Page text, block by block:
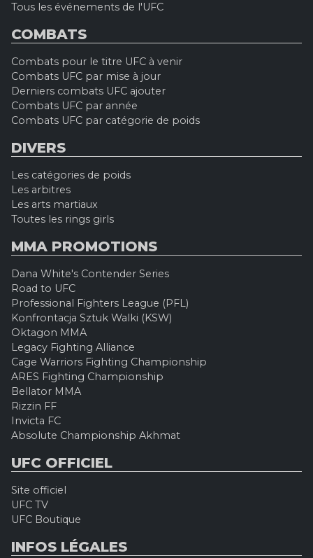
Tous les événements de l'UFC
COMBATS
Combats pour le titre UFC à venir
Combats UFC par mise à jour
Derniers combats UFC ajouter
Combats UFC par année
Combats UFC par catégorie de poids
DIVERS
Les catégories de poids
Les arbitres
Les arts martiaux
Toutes les rings girls
MMA PROMOTIONS
Dana White's Contender Series
Road to UFC
Professional Fighters League (PFL)
Konfrontacja Sztuk Walki (KSW)
Oktagon MMA
Legacy Fighting Alliance
Cage Warriors Fighting Championship
ARES Fighting Championship
Bellator MMA
Rizzin FF
Invicta FC
Absolute Championship Akhmat
UFC OFFICIEL
Site officiel
UFC TV
UFC Boutique
INFOS LÉGALES